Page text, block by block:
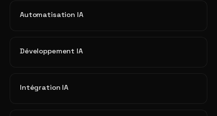
Automatisation IA
Développement IA
Intégration IA